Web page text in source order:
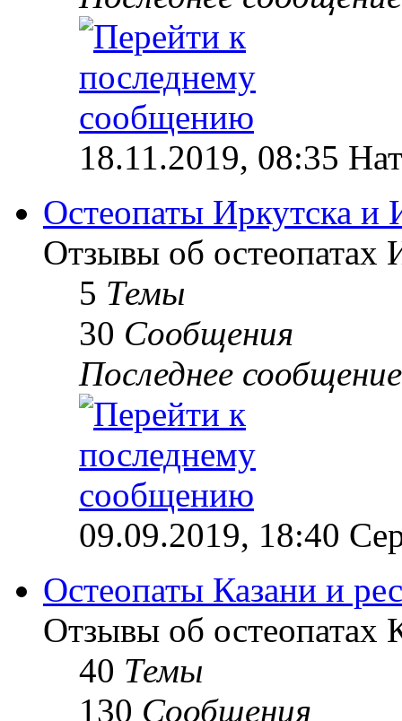
18.11.2019, 08:35
Остеопаты Иркутска и
Отзывы об остеопатах
5 Темы
30 Сообщения
Последнее сообщение
09.09.2019, 18:40
Остеопаты Казани и
Отзывы об остеопатах
40 Темы
130 Сообщения